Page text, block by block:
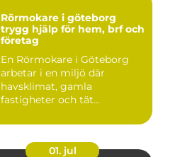
Rörmokare i göteborg
trygg hjälp för hem, brf och
företag
En Rörmokare i Göteborg
arbetar i en miljö där
havsklimat, gamla
fastigheter och tät
01. jul